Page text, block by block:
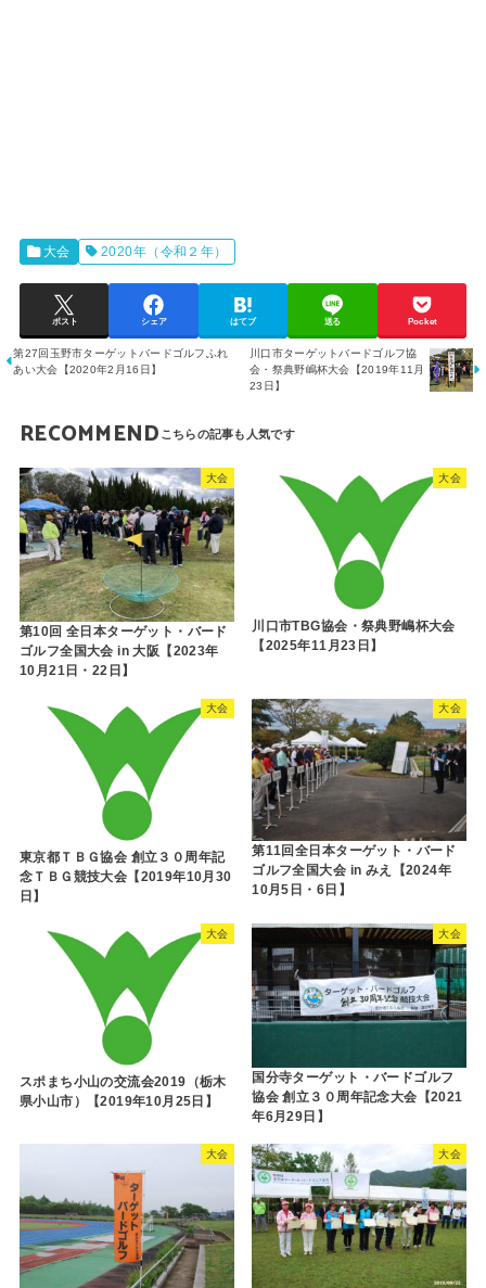
大会 2020年（令和２年）
ポスト シェア はてブ 送る Pocket
第27回玉野市ターゲットバードゴルフふれ
あい大会【2020年2月16日】
川口市ターゲットバードゴルフ協
会・祭典野嶋杯大会【2019年11月
23日】
RECOMMEND
大会
第10回 全日本ターゲット・バード
ゴルフ全国大会 in 大阪【2023年
10月21日・22日】
大会
川口市TBG協会・祭典野嶋杯大会
【2025年11月23日】
大会
東京都ＴＢＧ協会 創立３０周年記
念ＴＢＧ競技大会【2019年10月30
日】
大会
第11回全日本ターゲット・バード
ゴルフ全国大会 in みえ【2024年
10月5日・6日】
大会
スポまち小山の交流会2019（栃木
県小山市）【2019年10月25日】
大会
国分寺ターゲット・バードゴルフ
協会 創立３０周年記念大会【2021
年6月29日】
大会 大会